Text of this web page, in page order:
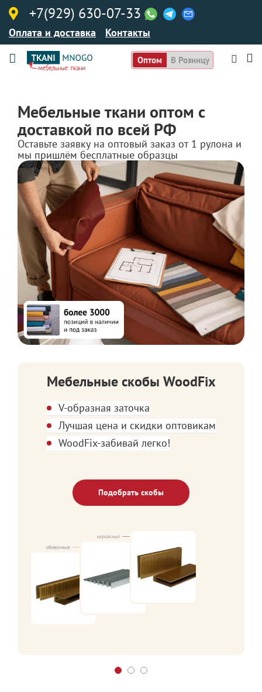
+7(929) 630-07-33
Оплата и доставка Контакты
Оптом В Розницу
Мебельные ткани оптом с
доставкой по всей РФ
Оставьте заявку на оптовый заказ от 1 рулона и
мы пришлём бесплатные образцы
Мебельные скобы WoodFix
V-образная заточка
Лучшая цена и скидки оптовикам
WoodFix-забивай легко!
Подобрать скобы